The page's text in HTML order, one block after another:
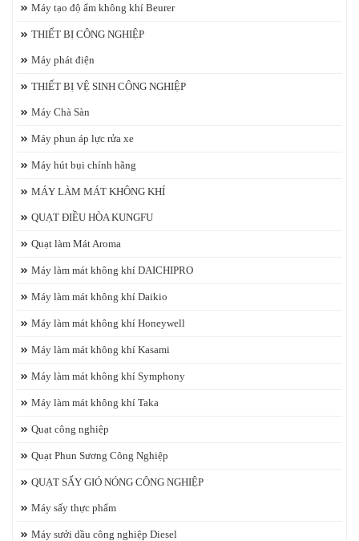
Máy tạo độ ẩm không khí Beurer
THIẾT BỊ CÔNG NGHIỆP
Máy phát điện
THIẾT BỊ VỆ SINH CÔNG NGHIỆP
Máy Chà Sàn
Máy phun áp lực rửa xe
Máy hút bụi chính hãng
MÁY LÀM MÁT KHÔNG KHÍ
QUẠT ĐIỀU HÒA KUNGFU
Quạt làm Mát Aroma
Máy làm mát không khí DAICHIPRO
Máy làm mát không khí Daikio
Máy làm mát không khí Honeywell
Máy làm mát không khí Kasami
Máy làm mát không khí Symphony
Máy làm mát không khí Taka
Quạt công nghiệp
Quạt Phun Sương Công Nghiệp
QUẠT SẤY GIÓ NÓNG CÔNG NGHIỆP
Máy sấy thực phẩm
Máy sưởi dầu công nghiệp Diesel